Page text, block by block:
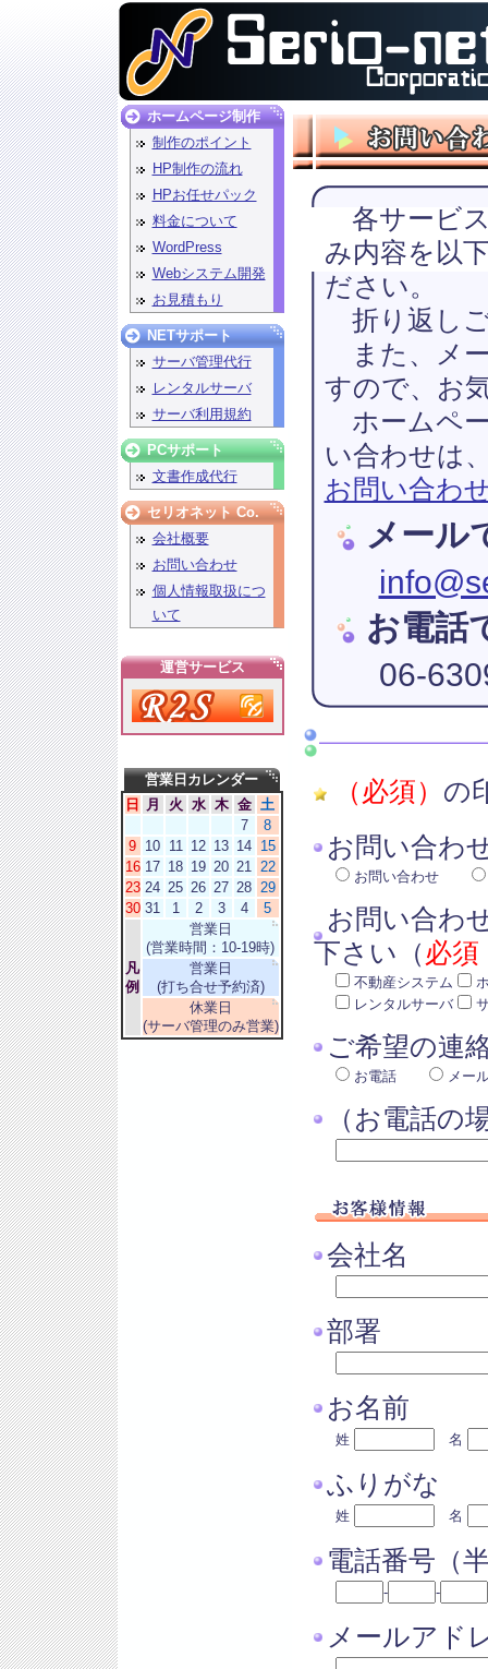
ホームページ制作
制作のポイント
HP制作の流れ
HPお任せパック
料金について
WordPress
Webシステム開発
お見積もり
NETサポート
サーバ管理代行
レンタルサーバ
サーバ利用規約
PCサポート
文書作成代行
セリオネット Co.
会社概要
お問い合わせ
個人情報取扱につ
いて
運営サービス
営業日カレンダー
日
月 火 水 木 金 土
7
8
9 10 11 12 13 14 15
16 17 18 19 20 21 22
23 24 25 26 27 28 29
30 31 1 2 3 4 5
凡
例
営業日
(営業時間：10-19時)
営業日
(打ち合せ予約済)
休業日
(サーバ管理のみ営業)
各サービ
み内容を以
ださい。
折り返し
また、メ
すので、お
ホームペ
い合わせは
お問い合わ
メール
お電話
06-
（必須） の
お問い合わ
お問い合わせ
お問い合わ
下さい（ 必須
不動産システム
レンタルサーバ
ご希望の連
お電話 メー
（お電話の
会社名
部署
お名前
姓 名
ふりがな
姓 名
電話番号（
- -
メールアド